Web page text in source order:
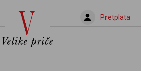
Pretplata